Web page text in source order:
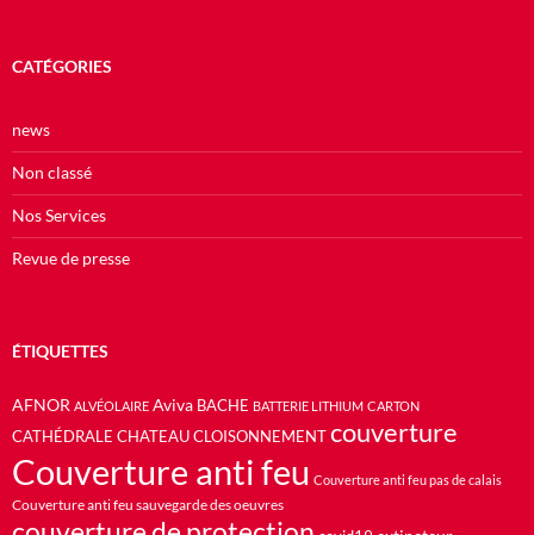
CATÉGORIES
news
Non classé
Nos Services
Revue de presse
ÉTIQUETTES
AFNOR ALVÉOLAIRE Aviva BACHE BATTERIE LITHIUM CARTON
CATHÉDRALE CHATEAU CLOISONNEMENT couverture
Couverture anti feu Couverture anti feu pas de calais
Couverture anti feu sauvegarde des oeuvres